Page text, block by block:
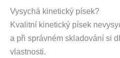
Vysychá kinetický písek?
Kvalitní kinetický písek
a při správném skladování si
vlastnosti.